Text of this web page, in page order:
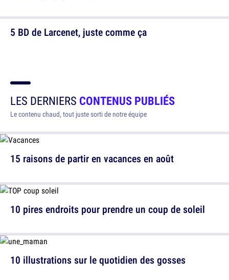
5 BD de Larcenet, juste comme ça
LES DERNIERS CONTENUS PUBLIÉS
Le contenu chaud, tout juste sorti de notre équipe
15 raisons de partir en vacances en août
10 illustrations sur le quotidien des gosses
10 pires endroits pour prendre un coup de soleil